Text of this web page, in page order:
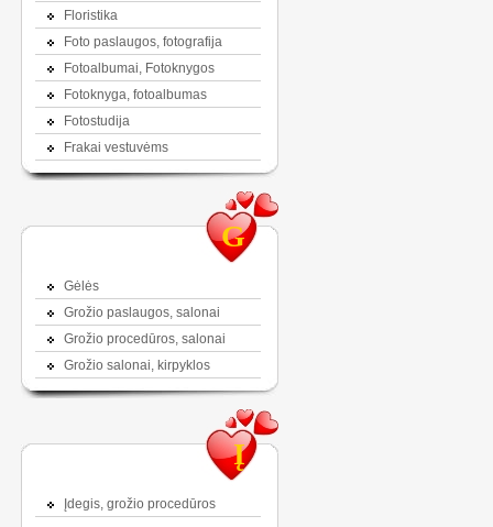
Floristika
Foto paslaugos, fotografija
Fotoalbumai, Fotoknygos
Fotoknyga, fotoalbumas
Fotostudija
Frakai vestuvėms
G
Gėlės
Grožio paslaugos, salonai
Grožio procedūros, salonai
Grožio salonai, kirpyklos
Į
Įdegis, grožio procedūros